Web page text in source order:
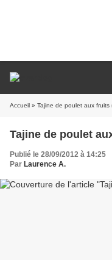
Accueil » Tajine de poulet aux fruits
Tajine de poulet
Publié le 28/09/2012 à 14:25
Par Laurence A.